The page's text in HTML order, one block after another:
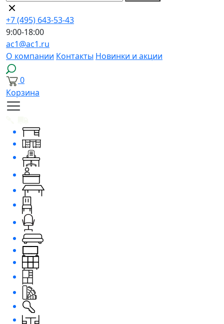
+7 (495) 643-53-43
9:00-18:00
ac1@ac1.ru
О компании Контакты Новинки и акции
0
Корзина